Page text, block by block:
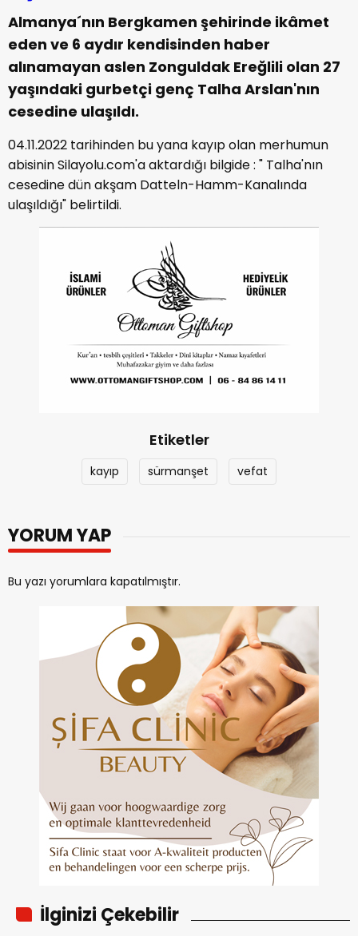
Almanya´nın Bergkamen şehirinde ikâmet
eden ve 6 aydır kendisinden haber
alınamayan aslen Zonguldak Ereğlili olan 27
yaşındaki gurbetçi genç Talha Arslan'nın
cesedine ulaşıldı.
04.11.2022 tarihinden bu yana kayıp olan merhumun
abisinin Silayolu.com'a aktardığı bilgide : " Talha'nın
cesedine dün akşam Datteln-Hamm-Kanalında
ulaşıldığı" belirtildi.
Etiketler
kayıp sürmanşet vefat
YORUM YAP
Bu yazı yorumlara kapatılmıştır.
İlginizi Çekebilir